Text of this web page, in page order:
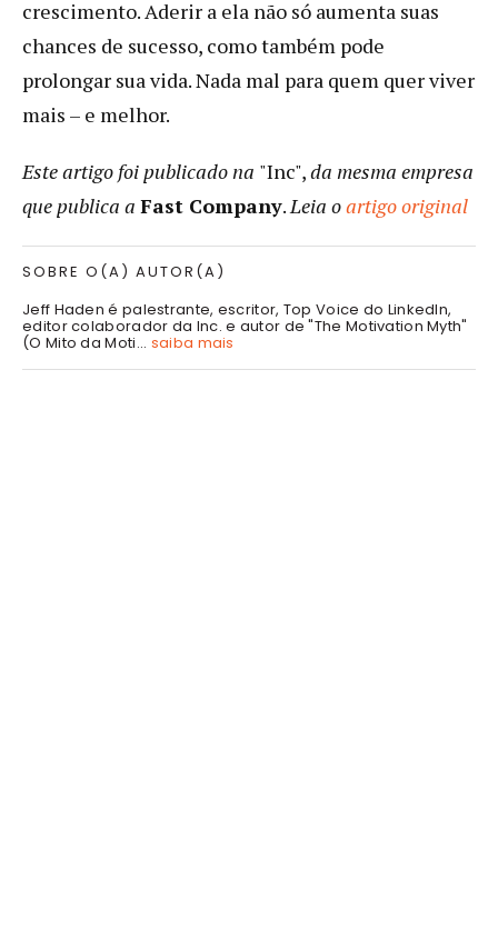
crescimento. Aderir a ela não só aumenta suas
chances de sucesso, como também pode
prolongar sua vida. Nada mal para quem quer viver
mais – e melhor.
Este artigo foi publicado na "Inc",da mesma empresa
que publica a Fast Company.Leia oartigo original
SOBRE O(A) AUTOR(A)
Jeff Haden é palestrante, escritor, Top Voice do LinkedIn,
editor colaborador da Inc. e autor de "The Motivation Myth"
(O Mito da Moti... saiba mais